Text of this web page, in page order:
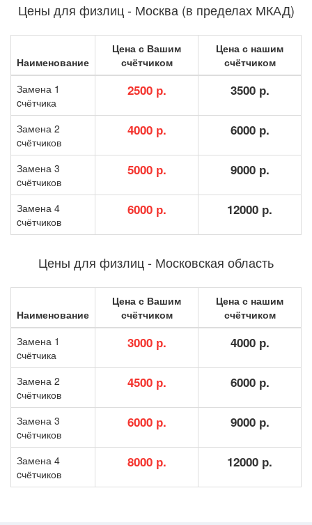
Цены для физлиц - Москва (в пределах МКАД)
Наименование
Цена с Вашим
счётчиком
Цена с нашим
счётчиком
Замена 1
cчётчика
2500 р. 3500 р.
Замена 2
cчётчиков
4000 р. 6000 р.
Замена 3
cчётчиков
5000 р. 9000 р.
Замена 4
cчётчиков
6000 р. 12000 р.
Цены для физлиц - Московская область
Наименование
Цена с Вашим
счётчиком
Цена с нашим
счётчиком
Замена 1
cчётчика
3000 р. 4000 р.
Замена 2
cчётчиков
4500 р. 6000 р.
Замена 3
cчётчиков
6000 р. 9000 р.
Замена 4
cчётчиков
8000 р. 12000 р.